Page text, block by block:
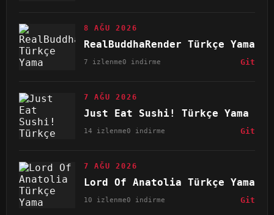
8 AĞU 2026
RealBuddhaRender Türkçe Yama
7 izlenme0 indirme Git
7 AĞU 2026
Just Eat Sushi! Türkçe Yama
14 izlenme0 indirme Git
7 AĞU 2026
Lord Of Anatolia Türkçe Yama
10 izlenme0 indirme Git